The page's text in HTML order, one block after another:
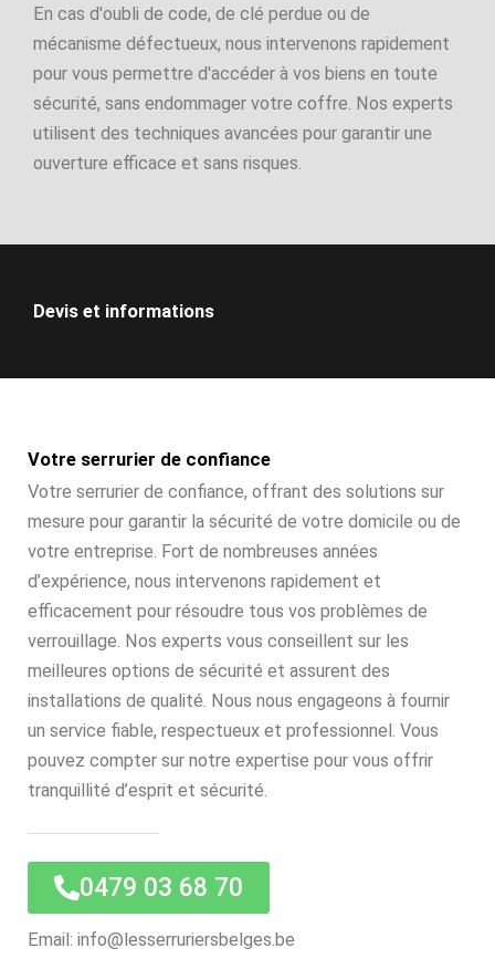
En cas d'oubli de code, de clé perdue ou de
mécanisme défectueux, nous intervenons rapidement
pour vous permettre d'accéder à vos biens en toute
sécurité, sans endommager votre coffre. Nos experts
utilisent des techniques avancées pour garantir une
ouverture efficace et sans risques.
Devis et informations
Votre serrurier de confiance
Votre serrurier de confiance, offrant des solutions sur
mesure pour garantir la sécurité de votre domicile ou de
votre entreprise. Fort de nombreuses années
d’expérience, nous intervenons rapidement et
efficacement pour résoudre tous vos problèmes de
verrouillage. Nos experts vous conseillent sur les
meilleures options de sécurité et assurent des
installations de qualité. Nous nous engageons à fournir
un service fiable, respectueux et professionnel. Vous
pouvez compter sur notre expertise pour vous offrir
tranquillité d’esprit et sécurité.
0479 03 68 70
Email: info@lesserruriersbelges.be